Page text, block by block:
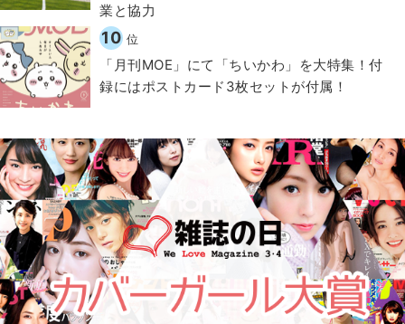
業と協力
10 位
「月刊MOE」にて「ちいかわ」を大特集！付
録にはポストカード3枚セットが付属！